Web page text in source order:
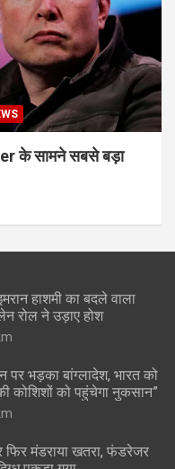
के सामने सबसे बड़ा
हाशमी का बदले वाला
रोल ने उड़ाए होश
पर भड़का बांग्लादेश, भारत को
कोशिशों को पहुंचेगा नुकसान”
फिर मंडराया खतरा, फंडरेजर